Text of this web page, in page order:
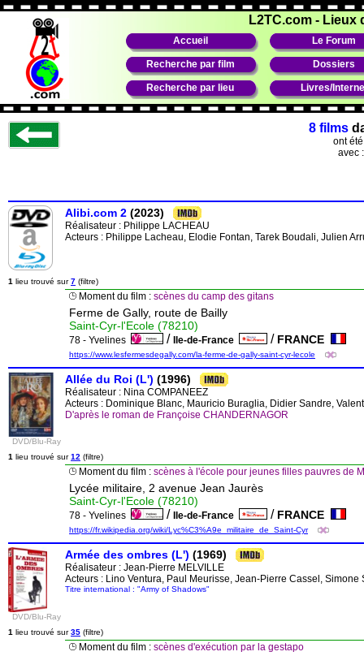
L2TC.com - Lieux
Accueil Le Forum
Recherche par film Dossiers
Recherche par lieu Livres/
8 films
ont
avec
Alibi.com 2 (2023)
Réalisateur : Philippe LACHEAU
Acteurs : Philippe Lacheau, Elodie Fontan, Tarek Boudali, Julien
1 lieu trouvé sur7 (filtre)
Moment du film : scènes du camp des gitans
Ferme de Gally, route de Bailly
Saint-Cyr-l'Ecole (78210)
78 - Yvelines / Ile-de-France / FRANCE
https://www.lesfermesdegally.com/la-ferme-de-gally-saint-cyr-lecole
DVD/Blu-Ray
Allée du Roi (L') (1996)
Réalisateur : Nina COMPANEEZ
Acteurs : Dominique Blanc, Mauricio Buraglia, Didier Sandre,
D'après le roman de Françoise CHANDERNAGOR
1 lieu trouvé sur12 (filtre)
Moment du film : scènes à l'école pour jeunes filles pauvres de
Lycée militaire, 2 avenue Jean Jaurès
Saint-Cyr-l'Ecole (78210)
78 - Yvelines / Ile-de-France / FRANCE
https://fr.wikipedia.org/wiki/Lyc%C3%A9e_militaire_de_Saint-Cyr
DVD/Blu-Ray
Armée des ombres (L') (1969)
Réalisateur : Jean-Pierre MELVILLE
Acteurs : Lino Ventura, Paul Meurisse, Jean-Pierre Cassel,
Titre international : "Army of Shadows"
1 lieu trouvé sur35 (filtre)
Moment du film : scènes d'exécution par la gestapo